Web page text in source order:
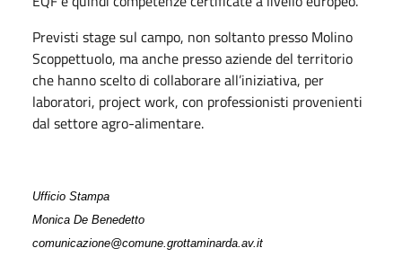
Previsti stage sul campo, non soltanto presso Molino
Scoppettuolo, ma anche presso aziende del territorio
che hanno scelto di collaborare all’iniziativa, per
laboratori, project work, con professionisti provenienti
dal settore agro-alimentare.
Ufficio Stampa
Monica De Benedetto
comunicazione@comune.grottaminarda.av.it